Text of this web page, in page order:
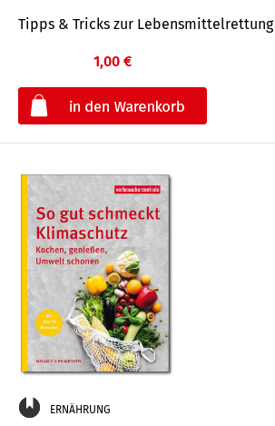
Tipps & Tricks zur Lebensmittelrettung
1,00 €
ERNÄHRUNG